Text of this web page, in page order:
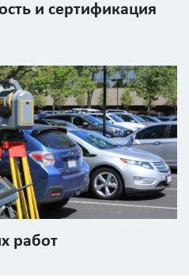
и сертификация
работ